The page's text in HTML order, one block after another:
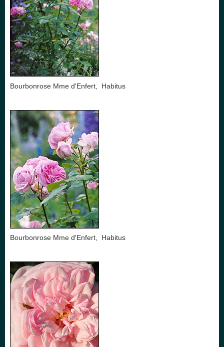
Bourbonrose Mme d'Enfert, Habitus
Bourbonrose Mme d'Enfert, Habitus